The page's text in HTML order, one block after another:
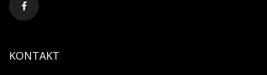
KONTAKT